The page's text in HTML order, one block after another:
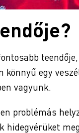
könnyű egy
vagyunk.
problémás
hidegvérüket